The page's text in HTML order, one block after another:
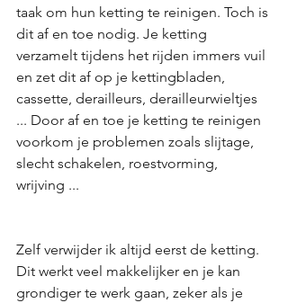
taak om hun ketting te reinigen. Toch is
dit af en toe nodig. Je ketting
verzamelt tijdens het rijden immers vuil
en zet dit af op je kettingbladen,
cassette, derailleurs, derailleurwieltjes
... Door af en toe je ketting te reinigen
voorkom je problemen zoals slijtage,
slecht schakelen, roestvorming,
wrijving ...
Zelf verwijder ik altijd eerst de ketting.
Dit werkt veel makkelijker en je kan
grondiger te werk gaan, zeker als je